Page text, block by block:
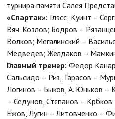
турнира памяти Салея
«Спартак»: Гласс; Куинт –
Вяч. Козлов; Бодров –
Волков; Мегалинский –
Медведев; Желдаков –
Главный тренер: Федор
Сальсидо – Риз, Тарасов –
Логинов – Быков, А. Юньков –
– Седунов, Степанов –
Ежов, Лугин – Литовченко –